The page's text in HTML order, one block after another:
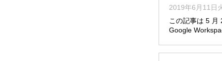
2019年6月11日
この記事は 5 月
Google